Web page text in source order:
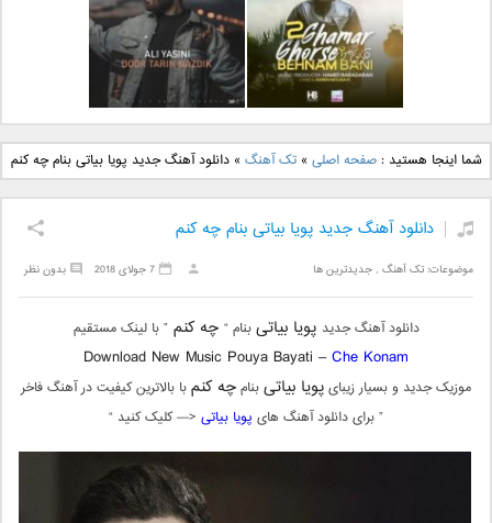
دانلود آهنگ جدید بهنام
بانی بنام قرص قمر 2
دانلود آهنگ جدید علی
یاسینی بنام دورترین نزدیک
شما اینجا هستید :صفحه اصلی »تک آهنگ »دانلود آهنگ جدید پویا بیاتی بنام چه کنم
دانلود آهنگ جدید پویا بیاتی بنام چه کنم
موضوعات:تک آهنگ ,جدیدترین ها بدون نظر 7 جولای 2018
دانلود آهنگ جدید پویا بیاتیبنام “ چه کنم” با لینک مستقیم
Download New Music Pouya Bayati –Che Konam
موزیک جدید و بسیار زیبایپویا بیاتیبنامچه کنمبا بالاترین کیفیت در آهنگ فاخر
” برای دانلود آهنگ های پویا بیاتی <— کلیک کنید “